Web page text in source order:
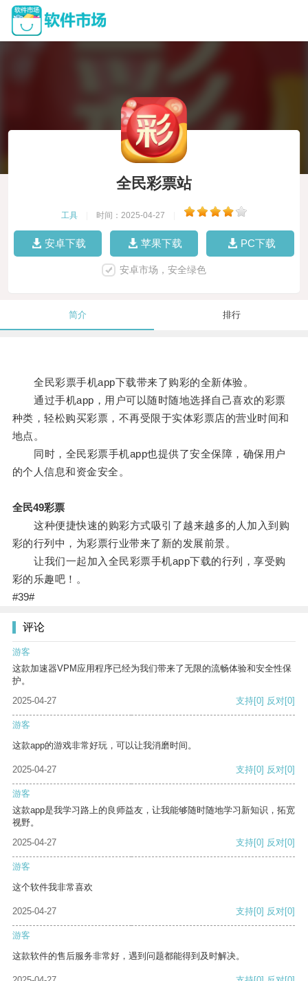
全民彩票站
工具 时间：2025-04-27
安卓下载 苹果下载 PC下载
安卓市场，安全绿色
简介 排行
全民彩票手机app下载带来了购彩的全新体验。
通过手机app，用户可以随时随地选择自己喜欢的彩票
种类，轻松购买彩票，不再受限于实体彩票店的营业时间和
地点。
同时，全民彩票手机app也提供了安全保障，确保用户
的个人信息和资金安全。
全民49彩票
这种便捷快速的购彩方式吸引了越来越多的人加入到购
彩的行列中，为彩票行业带来了新的发展前景。
让我们一起加入全民彩票手机app下载的行列，享受购
彩的乐趣吧！。
#39#
评论
游客
这款加速器VPM应用程序已经为我们带来了无限的流畅体验和安全性保
护。
2025-04-27
支持[0] 反对[0]
游客
这款app的游戏非常好玩，可以让我消磨时间。
2025-04-27 支持[0] 反对[0]
游客
这款app是我学习路上的良师益友，让我能够随时随地学习新知识，拓宽
视野。
2025-04-27
支持[0] 反对[0]
游客
这个软件我非常喜欢
2025-04-27 支持[0] 反对[0]
游客
这款软件的售后服务非常好，遇到问题都能得到及时解决。